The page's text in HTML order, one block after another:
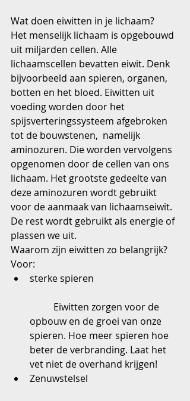
Wat doen eiwitten in je lichaam?
Het menselijk lichaam is opgebouwd
uit miljarden cellen. Alle
lichaamscellen bevatten eiwit. Denk
bijvoorbeeld aan spieren, organen,
botten en het bloed. Eiwitten uit
voeding worden door het
spijsverteringssysteem afgebroken
tot de bouwstenen,  namelijk
aminozuren. Die worden vervolgens
opgenomen door de cellen van ons
lichaam. Het grootste gedeelte van
deze aminozuren wordt gebruikt
voor de aanmaak van lichaamseiwit.
De rest wordt gebruikt als energie of
plassen we uit.
Waarom zijn eiwitten zo belangrijk?
Voor:
sterke spieren
opbouw en de groei van onze
spieren. Hoe meer spieren hoe
beter de verbranding. Laat het
vet niet de overhand krijgen!
Zenuwstelsel